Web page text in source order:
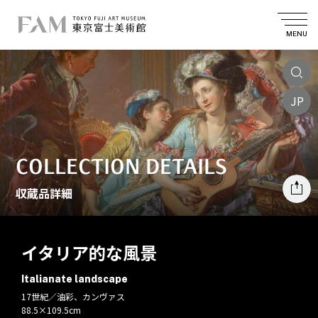
MENU
JP
COLLECTION DETAILS
収蔵品詳細
イタリア的な風景
Italianate landscape
17世紀／油彩、カンヴァス
88.5×109.5cm